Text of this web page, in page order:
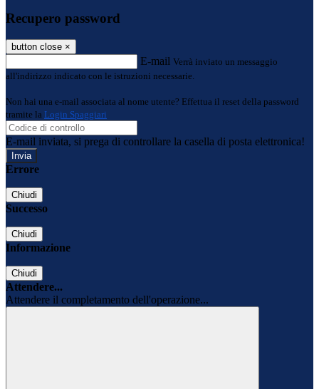
Recupero password
button close ×
E-mail Verrà inviato un messaggio
all'indirizzo indicato con le istruzioni necessarie.
Non hai una e-mail associata al nome utente? Effettua il reset della password
tramite la Login Spaggiari
E-mail inviata, si prega di controllare la casella di posta elettronica!
Errore
Chiudi
Successo
Chiudi
Informazione
Chiudi
Attendere...
Attendere il completamento dell'operazione...